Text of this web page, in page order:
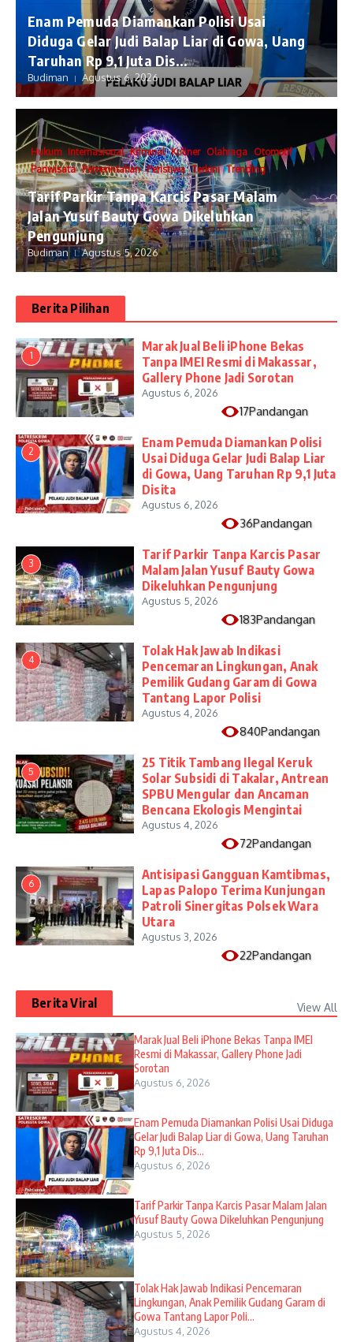
Enam Pemuda Diamankan Polisi Usai
Diduga Gelar Judi Balap Liar di Gowa, Uang
Taruhan Rp 9,1 Juta Dis...
Budiman Agustus 6, 2026
Hukum Internasional Kriminal Kuliner Olahraga Otomotif
Pariwisata Pemerintahan Peristiwa Terkini Trending
Tarif Parkir Tanpa Karcis Pasar Malam
Jalan Yusuf Bauty Gowa Dikeluhkan
Pengunjung
Budiman Agustus 5, 2026
Berita Pilihan
1
​Marak Jual Beli iPhone Bekas
Tanpa IMEI Resmi di Makassar,
Gallery Phone Jadi Sorotan
Agustus 6, 2026
17Pandangan
2
Enam Pemuda Diamankan Polisi
Usai Diduga Gelar Judi Balap Liar
di Gowa, Uang Taruhan Rp 9,1 Juta
Disita
Agustus 6, 2026
36Pandangan
3
Tarif Parkir Tanpa Karcis Pasar
Malam Jalan Yusuf Bauty Gowa
Dikeluhkan Pengunjung
Agustus 5, 2026
183Pandangan
4
Tolak Hak Jawab Indikasi
Pencemaran Lingkungan, Anak
Pemilik Gudang Garam di Gowa
Tantang Lapor Polisi
Agustus 4, 2026
840Pandangan
5
25 Titik Tambang Ilegal Keruk
Solar Subsidi di Takalar, Antrean
SPBU Mengular dan Ancaman
Bencana Ekologis Mengintai
Agustus 4, 2026
72Pandangan
6
Antisipasi Gangguan Kamtibmas,
Lapas Palopo Terima Kunjungan
Patroli Sinergitas Polsek Wara
Utara
Agustus 3, 2026
22Pandangan
Berita Viral View All
​Marak Jual Beli iPhone Bekas Tanpa IMEI
Resmi di Makassar, Gallery Phone Jadi
Sorotan
Agustus 6, 2026
Enam Pemuda Diamankan Polisi Usai Diduga
Gelar Judi Balap Liar di Gowa, Uang Taruhan
Rp 9,1 Juta Dis...
Agustus 6, 2026
Tarif Parkir Tanpa Karcis Pasar Malam Jalan
Yusuf Bauty Gowa Dikeluhkan Pengunjung
Agustus 5, 2026
Tolak Hak Jawab Indikasi Pencemaran
Lingkungan, Anak Pemilik Gudang Garam di
Gowa Tantang Lapor Poli...
Agustus 4, 2026